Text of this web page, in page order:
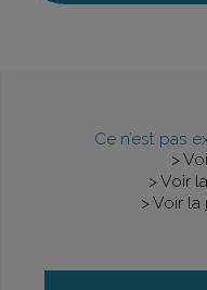
Ce n’est pas
>
> Voir la
> Voir la